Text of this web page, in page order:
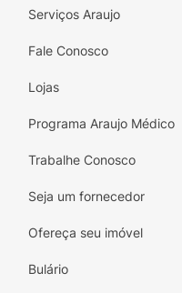
Serviços Araujo
Fale Conosco
Lojas
Programa Araujo Médico
Trabalhe Conosco
Seja um fornecedor
Ofereça seu imóvel
Bulário